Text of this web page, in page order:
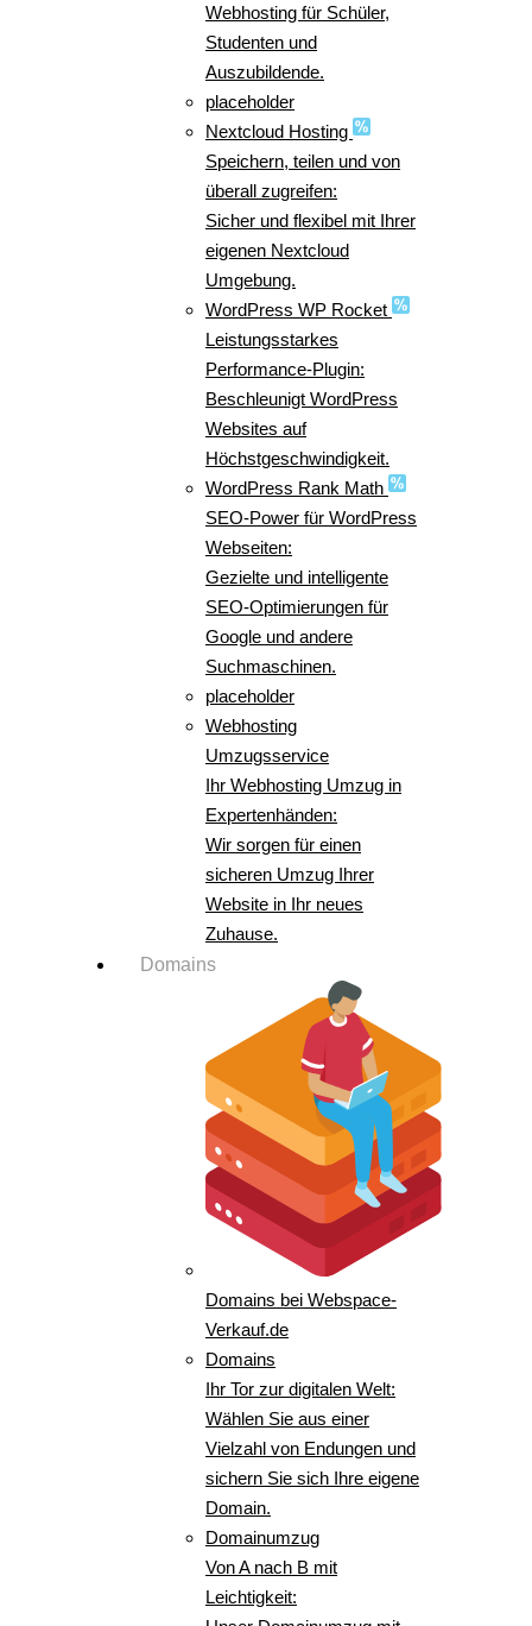
Webhosting für Schüler,
Studenten und
Auszubildende.
placeholder
Nextcloud Hosting
Speichern, teilen und von
überall zugreifen:
Sicher und flexibel mit Ihrer
eigenen Nextcloud
Umgebung.
WordPress WP Rocket
Leistungsstarkes
Performance-Plugin:
Beschleunigt WordPress
Websites auf
Höchstgeschwindigkeit.
WordPress Rank Math
SEO-Power für WordPress
Webseiten:
Gezielte und intelligente
SEO-Optimierungen für
Google und andere
Suchmaschinen.
placeholder
Webhosting
Umzugsservice
Ihr Webhosting Umzug in
Expertenhänden:
Wir sorgen für einen
sicheren Umzug Ihrer
Website in Ihr neues
Zuhause.
Domains
Domains bei Webspace-
Verkauf.de
Domains
Ihr Tor zur digitalen Welt:
Wählen Sie aus einer
Vielzahl von Endungen und
sichern Sie sich Ihre eigene
Domain.
Domainumzug
Von A nach B mit
Leichtigkeit: